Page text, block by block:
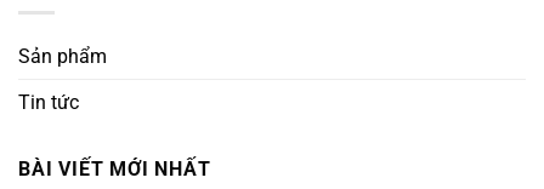
Sản phẩm
Tin tức
BÀI VIẾT MỚI NHẤT